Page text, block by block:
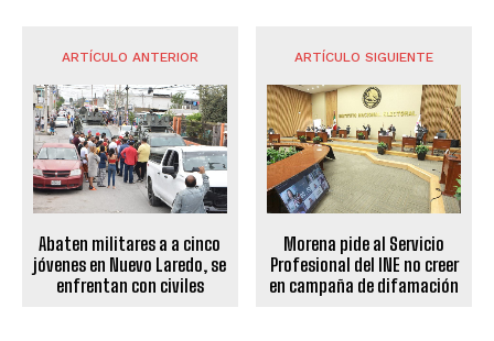
ARTÍCULO ANTERIOR
Abaten militares a a cinco
jóvenes en Nuevo Laredo, se
enfrentan con civiles
ARTÍCULO SIGUIENTE
Morena pide al Servicio
Profesional del INE no creer
en campaña de difamación